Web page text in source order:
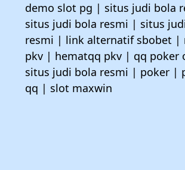
demo slot pg | situs judi bola
situs judi bola resmi | situs
resmi | link alternatif sbobet |
pkv | hematqq pkv | qq poker
situs judi bola resmi | poker |
qq | slot maxwin